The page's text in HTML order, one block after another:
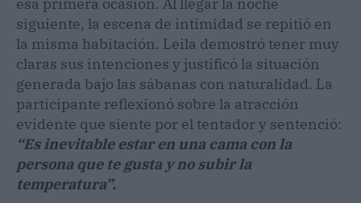
siguiente, la escena de intimidad se repitió en
la misma habitación. Leila demostró tener muy
claras sus intenciones y justificó la situación
generada bajo las sábanas con naturalidad. La
participante reflexionó sobre la atracción
evidente que siente por el tentador y sentenció:
“Es inevitable estar en una cama con la
persona que te gusta y no subir la
temperatura”.